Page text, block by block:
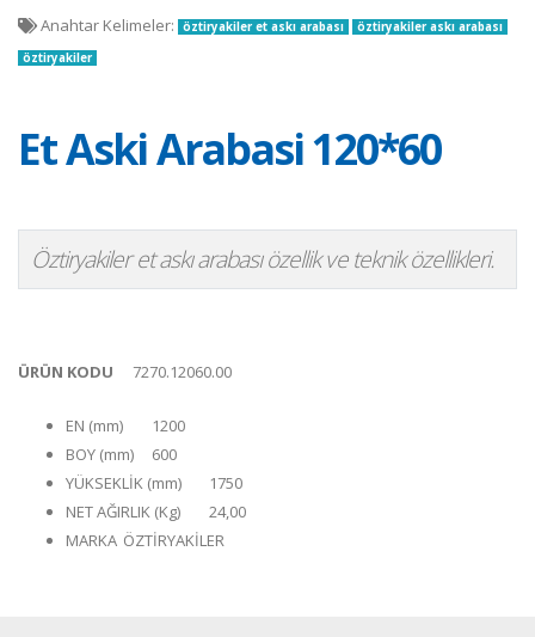
Et Aski Arabasi 120*60
Öztiryakiler et askı arabası özellik ve teknik özellikleri.
ÜRÜN KODU 7270.12060.00
EN (mm)
1200
BOY (mm)
600
YÜKSEKLİK (mm)
1750
NET AĞIRLIK (Kg)
24,00
MARKA ÖZTİRYAKİLER
Anahtar Kelimeler: öztiryakiler et askı arabası
öztiryakiler askı arabası
öztiryakiler